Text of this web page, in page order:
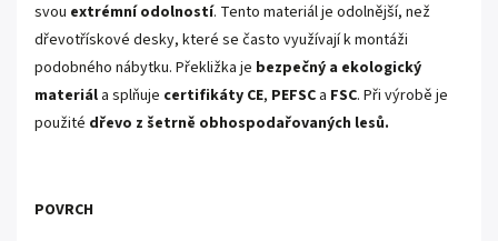
svou extrémní odolností. Tento materiál je odolnější, než
dřevotřískové desky, které se často využívají k montáži
podobného nábytku. Překližka je bezpečný a ekologický
materiál a splňuje certifikáty CE, PEFSC a FSC. Při výrobě je
použité dřevo z šetrně obhospodařovaných lesů.
POVRCH